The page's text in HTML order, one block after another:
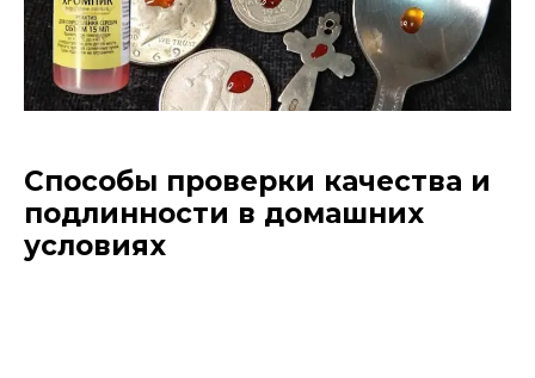
Способы проверки качества и
подлинности в домашних
условиях